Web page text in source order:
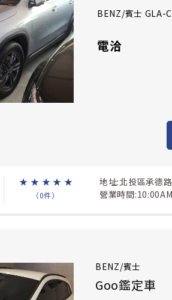
BENZ/賓士 GLA-
電洽
★ ★ ★ ★ ★
（0件）
地址:北投區承德
營業時間
BENZ/賓士
Goo鑑定車